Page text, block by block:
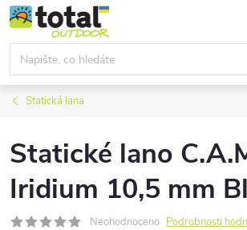
Přejít
na
obsah
Statická lana
Statické lano
Iridium 10,5 mm
Neohodnoceno Podrobnosti